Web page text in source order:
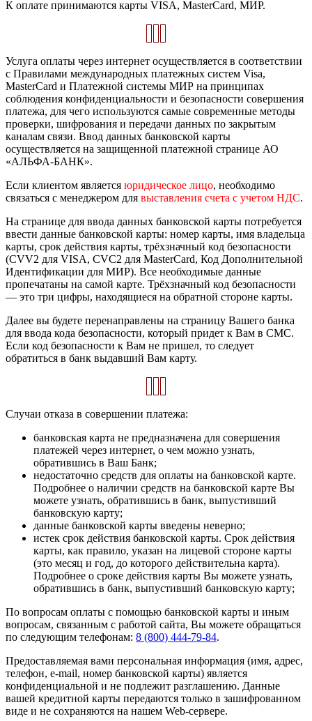
К оплате принимаются карты VISA, MasterCard, МИР.
Услуга оплаты через интернет осуществляется в соответствии
с Правилами международных платежных систем Visa,
MasterCard и Платежной системы МИР на принципах
соблюдения конфиденциальности и безопасности совершения
платежа, для чего используются самые современные методы
проверки, шифрования и передачи данных по закрытым
каналам связи. Ввод данных банковской карты
осуществляется на защищенной платежной странице АО
«АЛЬФА-БАНК».
Если клиентом является юридическое лицо, необходимо
связаться с менеджером для выставления счета с учетом НДС.
На странице для ввода данных банковской карты потребуется
ввести данные банковской карты: номер карты, имя владельца
карты, срок действия карты, трёхзначный код безопасности
(CVV2 для VISA, CVC2 для MasterCard, Код Дополнительной
Идентификации для МИР). Все необходимые данные
пропечатаны на самой карте. Трёхзначный код безопасности
— это три цифры, находящиеся на обратной стороне карты.
Далее вы будете перенаправлены на страницу Вашего банка
для ввода кода безопасности, который придет к Вам в СМС.
Если код безопасности к Вам не пришел, то следует
обратиться в банк выдавший Вам карту.
Случаи отказа в совершении платежа:
банковская карта не предназначена для совершения
платежей через интернет, о чем можно узнать,
обратившись в Ваш Банк;
недостаточно средств для оплаты на банковской карте.
Подробнее о наличии средств на банковской карте Вы
можете узнать, обратившись в банк, выпустивший
банковскую карту;
данные банковской карты введены неверно;
истек срок действия банковской карты. Срок действия
карты, как правило, указан на лицевой стороне карты
(это месяц и год, до которого действительна карта).
Подробнее о сроке действия карты Вы можете узнать,
обратившись в банк, выпустивший банковскую карту;
По вопросам оплаты с помощью банковской карты и иным
вопросам, связанным с работой сайта, Вы можете обращаться
по следующим телефонам: 8 (800) 444-79-84.
Предоставляемая вами персональная информация (имя, адрес,
телефон, e-mail, номер банковской карты) является
конфиденциальной и не подлежит разглашению. Данные
вашей кредитной карты передаются только в зашифрованном
виде и не сохраняются на нашем Web-сервере.